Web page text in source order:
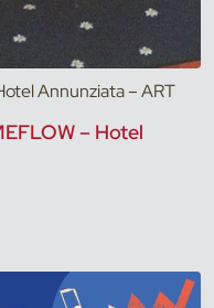
Annunziata – ART
– Hotel